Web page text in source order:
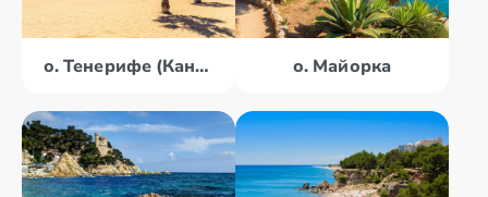
о. Тенерифе (Канары) о. Майорка